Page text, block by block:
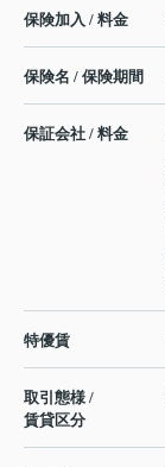
保険加入 / 料金
保険名 / 保険期間
保証会社 / 料金
特優賃
取引態様 /
賃貸区分